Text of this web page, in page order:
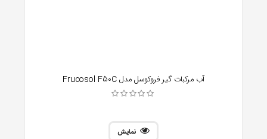
آب مرکبات گیر فروکوسل مدل Frucosol F50C
نمایش